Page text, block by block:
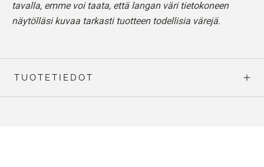
tavalla, emme voi taata, että langan väri tietokoneen
näytölläsi kuvaa tarkasti tuotteen todellisia värejä.
TUOTETIEDOT